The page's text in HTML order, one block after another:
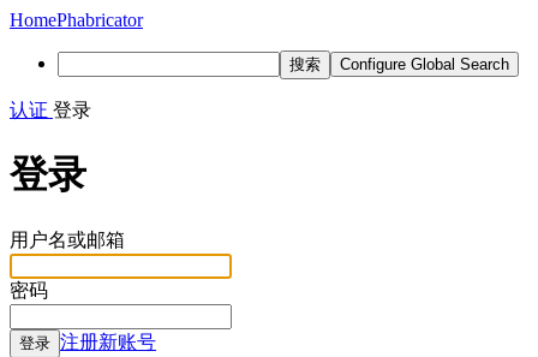
HomePhabricator
搜索 Configure Global Search
认证 登录
登录
用户名或邮箱
密码
登录 注册新账号